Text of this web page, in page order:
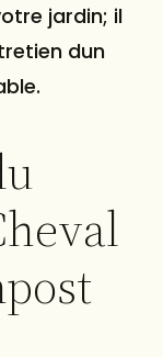
jardin; il
dun